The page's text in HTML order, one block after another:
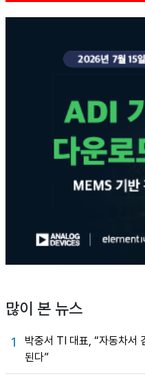
많이 본 뉴스
1
박중서 TI 대표, “자동차서
된다”